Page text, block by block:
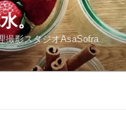
。
影スタジオAsaSofra